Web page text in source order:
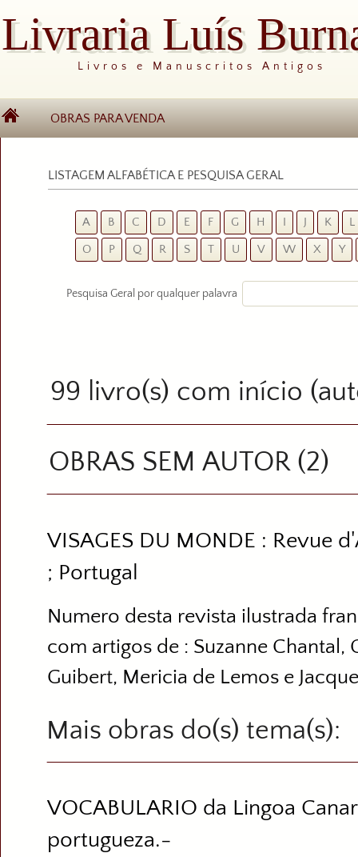
Livraria Luís
Livros e Manuscritos Antigos
OBRAS PARA VENDA
LISTAGEM ALFABÉTICA E PESQUISA GERAL
A B C D E F G H K L
O P Q R S T U V W X Y
Pesquisa Geral por qualquer palavra
99 livro(s) com início
OBRAS SEM AUTOR (2)
VISAGES DU MONDE : Revue
; Portugal
Numero desta revista ilustrada
com artigos de : Suzanne Chantal,
Guibert, Mericia de Lemos e
Mais obras do(s)
VOCABULARIO da Lingoa
portugueza.-